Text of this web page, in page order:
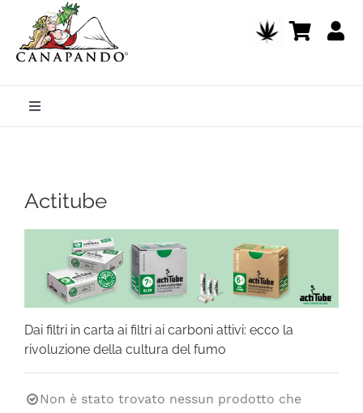
Toggle
SHOP ONLINE
PUNTI VENDITA
DELIVERY ROMA
Actitube
Dai filtri in carta ai filtri ai carboni attivi: ecco la
rivoluzione della cultura del fumo
Non è stato trovato nessun prodotto che